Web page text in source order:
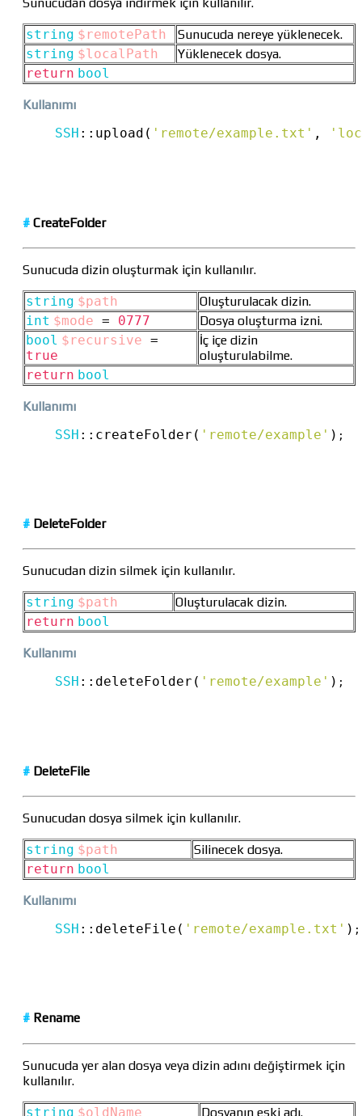
Sunucudan dosya indirmek için kullanılır.
string $remotePath
Sunucuda nereye yüklenecek.
string $localPath
Yüklenecek dosya.
return bool
Kullanımı
SSH :: upload( 'remote/example.txt' ,
# CreateFolder
Sunucuda dizin oluşturmak için kullanılır.
string $path
Oluşturulacak dizin.
int $mode = 0777
Dosya oluşturma izni.
bool $recursive =
true
İç içe dizin
oluşturulabilme.
return bool
Kullanımı
SSH :: createFolder( 'remote/example' ) ;
# DeleteFolder
Sunucudan dizin silmek için kullanılır.
string $path
Oluşturulacak dizin.
return bool
Kullanımı
SSH :: deleteFolder( 'remote/example' ) ;
# DeleteFile
Sunucudan dosya silmek için kullanılır.
string $path
Silinecek dosya.
return bool
Kullanımı
SSH :: deleteFile( 'remote/example.txt' ) ;
# Rename
Sunucuda yer alan dosya veya dizin adını değiştirmek için
kullanılır.
string $oldName
Dosyanın eski adı.